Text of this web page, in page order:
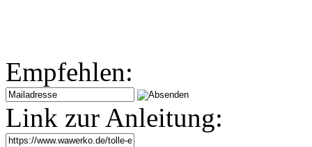
Empfehlen:
Link zur Anleitung: